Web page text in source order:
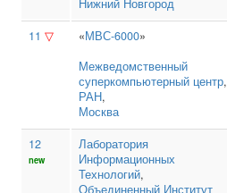
Нижний Новгород
11 ▽ «МВС-6000»
Межведомственный
суперкомпьютерный центр,
РАН,
Москва
12
new
Лаборатория
Информационных
Технологий,
Объединенный Институт